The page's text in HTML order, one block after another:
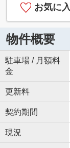
お気に
物件概要
駐車場 / 月額料
金
更新料
契約期間
現況